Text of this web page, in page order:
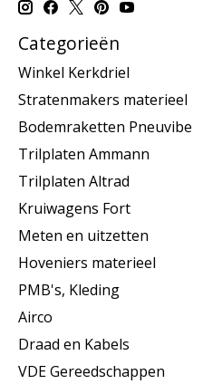
Categorieën
Winkel Kerkdriel
Stratenmakers materieel
Bodemraketten Pneuvibe
Trilplaten Ammann
Trilplaten Altrad
Kruiwagens Fort
Meten en uitzetten
Hoveniers materieel
PMB's, Kleding
Airco
Draad en Kabels
VDE Gereedschappen